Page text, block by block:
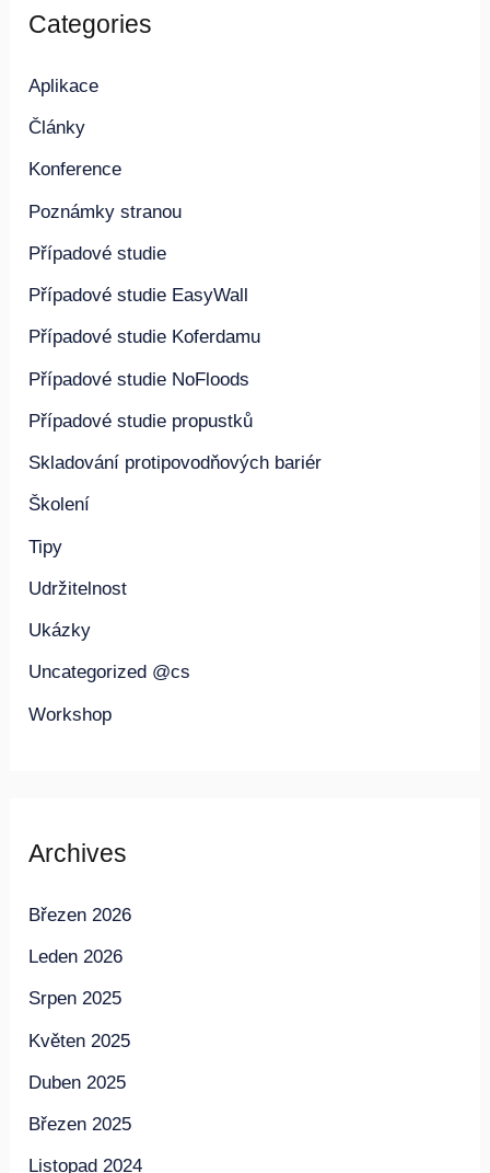
Aplikace
Články
Konference
Poznámky stranou
Případové studie
Případové studie EasyWall
Případové studie Koferdamu
Případové studie NoFloods
Případové studie propustků
Skladování protipovodňových bariér
Školení
Tipy
Udržitelnost
Ukázky
Uncategorized @cs
Březen 2026
Leden 2026
Srpen 2025
Květen 2025
Duben 2025
Březen 2025